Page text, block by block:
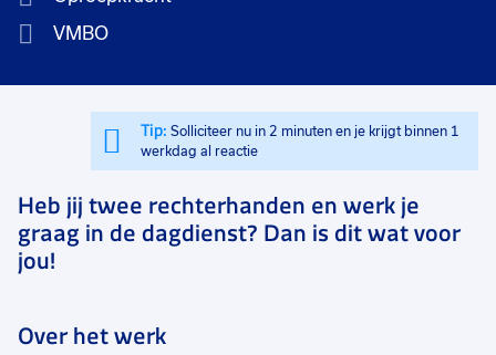
VMBO
Tip: Solliciteer nu in 2 minuten en je krijgt binnen 1
werkdag al reactie
Heb jij twee rechterhanden en werk je
graag in de dagdienst? Dan is dit wat voor
jou!
Over het werk